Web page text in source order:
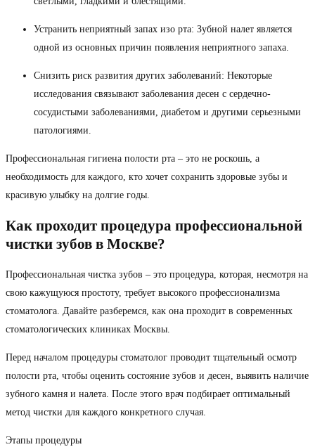
Устранить неприятный запах изо рта: Зубной налет является
одной из основных причин появления неприятного запаха.
Снизить риск развития других заболеваний: Некоторые
исследования связывают заболевания десен с сердечно-
сосудистыми заболеваниями, диабетом и другими серьезными
патологиями.
Профессиональная гигиена полости рта – это не роскошь, а
необходимость для каждого, кто хочет сохранить здоровые зубы и
красивую улыбку на долгие годы.
Как проходит процедура профессиональной
чистки зубов в Москве?
Профессиональная чистка зубов – это процедура, которая, несмотря на
свою кажущуюся простоту, требует высокого профессионализма
стоматолога. Давайте разберемся, как она проходит в современных
стоматологических клиниках Москвы.
Перед началом процедуры стоматолог проводит тщательный осмотр
полости рта, чтобы оценить состояние зубов и десен, выявить наличие
зубного камня и налета. После этого врач подбирает оптимальный
метод чистки для каждого конкретного случая.
Этапы процедуры